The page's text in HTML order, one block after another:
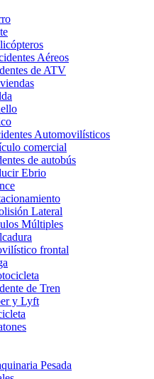
Aéreos
de ATV
Automovilísticos
comercial
de autobús
Ebrio
Lateral
Múltiples
frontal
de Tren
y Lyft
Pesada